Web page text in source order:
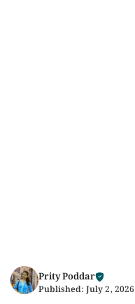
Prity Poddar
Published: July 2, 2026